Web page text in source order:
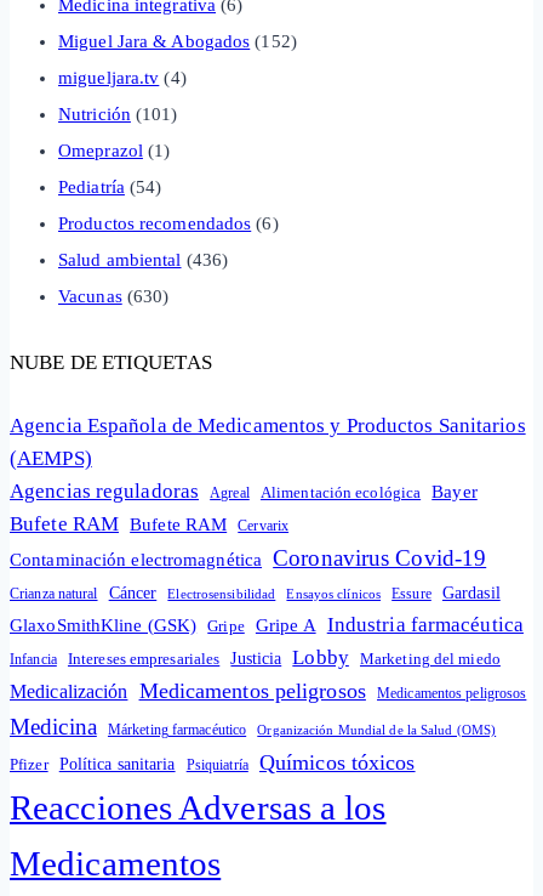
Medicina integrativa (6)
Miguel Jara & Abogados (152)
migueljara.tv (4)
Nutrición(101)
Omeprazol(1)
Pediatría(54)
Productos recomendados (6)
Salud ambiental (436)
Vacunas(630)
NUBE DE ETIQUETAS
Agencia Española de Medicamentos y Productos Sanitarios
(AEMPS)
Agencias reguladoras
Agreal Alimentación ecológica Bayer
Bufete RAM Bufete RAM Cervarix
Contaminación electromagnética Coronavirus Covid-19
Crianza natural Cáncer Electrosensibilidad Ensayos clínicos Essure Gardasil
GlaxoSmithKline (GSK) Gripe Gripe A Industria farmacéutica
Infancia Intereses empresariales Justicia Lobby Marketing del miedo
Medicalización Medicamentos peligrosos Medicamentos peligrosos
Medicina Márketing farmacéutico Organización Mundial de la Salud (OMS)
Pfizer Política sanitaria Psiquiatría Químicos tóxicos
Reacciones Adversas a los
Medicamentos